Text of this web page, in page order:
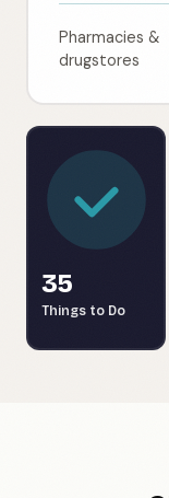
Pharmacies &
drugstores
35
Things to Do